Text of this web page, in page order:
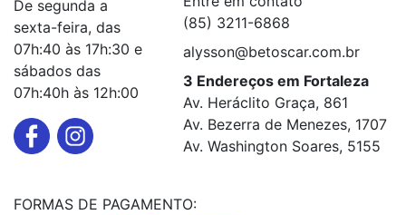
De segunda a
sexta-feira, das
07h:40 às 17h:30 e
sábados das
07h:40h às 12h:00
(85) 3211-6868
alysson@betoscar.com.br
3 Endereços em Fortaleza
Av. Heráclito Graça, 861
Av. Bezerra de Menezes, 1707
Av. Washington Soares, 5155
FORMAS DE PAGAMENTO: